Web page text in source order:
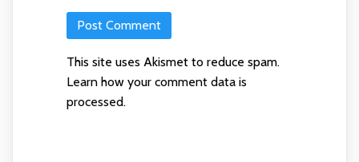
This site uses Akismet to reduce spam.
Learn how your comment data is
processed.